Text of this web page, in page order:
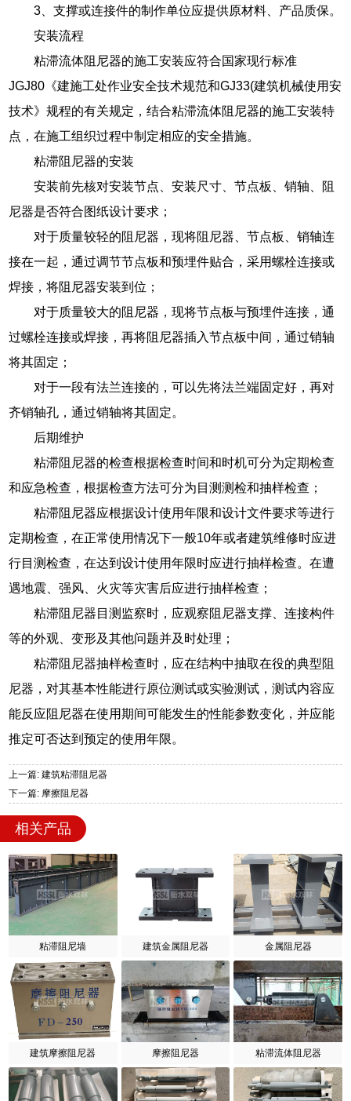
3、支撑或连接件的制作单位应提供原材料、产品质保。
安装流程
粘滞流体阻尼器的施工安装应符合国家现行标准
JGJ80《建施工处作业安全技术规范和GJ33(建筑机械使用安
技术》规程的有关规定，结合粘滞流体阻尼器的施工安装特
点，在施工组织过程中制定相应的安全措施。
粘滞阻尼器的安装
安装前先核对安装节点、安装尺寸、节点板、销轴、阻
尼器是否符合图纸设计要求；
对于质量较轻的阻尼器，现将阻尼器、节点板、销轴连
接在一起，通过调节节点板和预埋件贴合，采用螺栓连接或
焊接，将阻尼器安装到位；
对于质量较大的阻尼器，现将节点板与预埋件连接，通
过螺栓连接或焊接，再将阻尼器插入节点板中间，通过销轴
将其固定；
对于一段有法兰连接的，可以先将法兰端固定好，再对
齐销轴孔，通过销轴将其固定。
后期维护
粘滞阻尼器的检查根据检查时间和时机可分为定期检查
和应急检查，根据检查方法可分为目测测检和抽样检查；
粘滞阻尼器应根据设计使用年限和设计文件要求等进行
定期检查，在正常使用情况下一般10年或者建筑维修时应进
行目测检查，在达到设计使用年限时应进行抽样检查。在遭
遇地震、强风、火灾等灾害后应进行抽样检查；
粘滞阻尼器目测监察时，应观察阻尼器支撑、连接构件
等的外观、变形及其他问题并及时处理；
粘滞阻尼器抽样检查时，应在结构中抽取在役的典型阻
尼器，对其基本性能进行原位测试或实验测试，测试内容应
能反应阻尼器在使用期间可能发生的性能参数变化，并应能
推定可否达到预定的使用年限。
上一篇: 建筑粘滞阻尼器
下一篇: 摩擦阻尼器
相关产品
粘滞阻尼墙 建筑金属阻尼器 金属阻尼器
建筑摩擦阻尼器 摩擦阻尼器 粘滞流体阻尼器